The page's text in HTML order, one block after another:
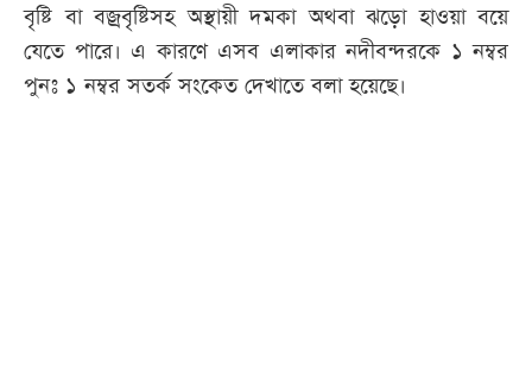
বৃষ্টি বা বজ্রবৃষ্টিসহ অস্থায়ী দমকা অথবা ঝড়ো হাওয়া বয়ে
যেতে পারে। এ কারণে এসব এলাকার নদীবন্দরকে ১ নম্বর
পুনঃ ১ নম্বর সতর্ক সংকেত দেখাতে বলা হয়েছে।